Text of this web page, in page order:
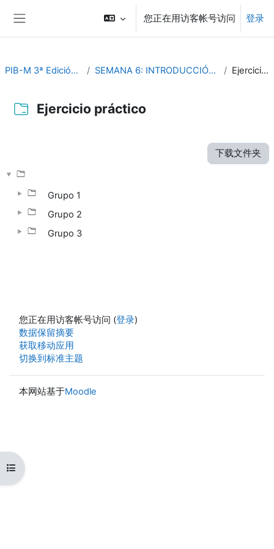
您正在用访客帐号访问 登录
打开课程索引
PIB-M 3ª Edición (fase práctica) SEMANA 6: INTRODUCCIÓN PRACTICA A SAGA GIS Ejercicio práctico
Ejercicio práctico
下载文件夹
Grupo 1
Grupo 2
Grupo 3
您正在用访客帐号访问 (登录)
‎数据保留摘要‎
获取移动应用
切换到标准主题
本网站基于Moodle